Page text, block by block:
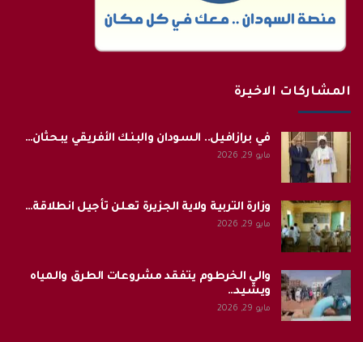
المشاركات الاخيرة
في برازافيل.. السودان والبنك الأفريقي يبحثان…
مايو 29, 2026
وزارة التربية ولاية الجزيرة تعلن تأجيل انطلاقة…
مايو 29, 2026
والي الخرطوم يتفقد مشروعات الطرق والمياه
ويشيد…
مايو 29, 2026